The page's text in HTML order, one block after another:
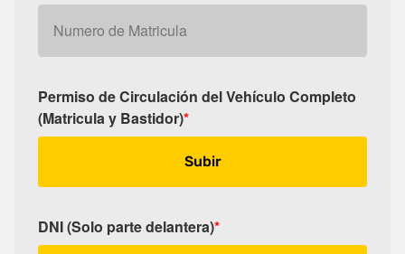
Permiso de Circulación del Vehículo Completo
(Matricula y Bastidor)*
Subir
DNI (Solo parte delantera)*